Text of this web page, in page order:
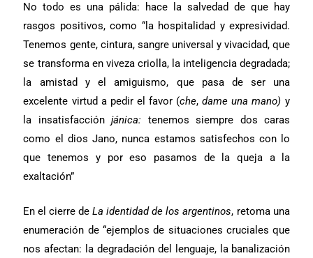
No todo es una pálida: hace la salvedad de que hay
rasgos positivos, como “la hospitalidad y expresividad.
Tenemos gente, cintura, sangre universal y vivacidad, que
se transforma en viveza criolla, la inteligencia degradada;
la amistad y el amiguismo, que pasa de ser una
excelente virtud a pedir el favor (che,dame una mano) y
la insatisfacciónjánica: tenemos siempre dos caras
como el dios Jano, nunca estamos satisfechos con lo
que tenemos y por eso pasamos de la queja a la
exaltación”
En el cierre deLa identidad de los argentinos, retoma una
enumeración de “ejemplos de situaciones cruciales que
nos afectan: la degradación del lenguaje, la banalización